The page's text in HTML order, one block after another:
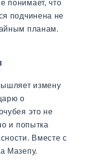
понимает, что
подчинена не
планам.
измену
о
это не
и попытка
Вместе с
Мазепу.